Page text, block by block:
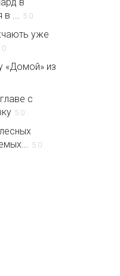
...
5.0
уже
«Домой» из
с
5.0
5.0